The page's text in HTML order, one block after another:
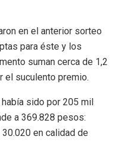
en el anterior sorteo
para éste y los
suman cerca de 1,2
el suculento premio.
sido por 205 mil
a 369.828 pesos:
en calidad de